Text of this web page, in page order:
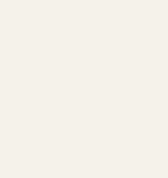
SOLIDI
e resi
Inoltre, la
verde
con i liquidi,
e invitante che